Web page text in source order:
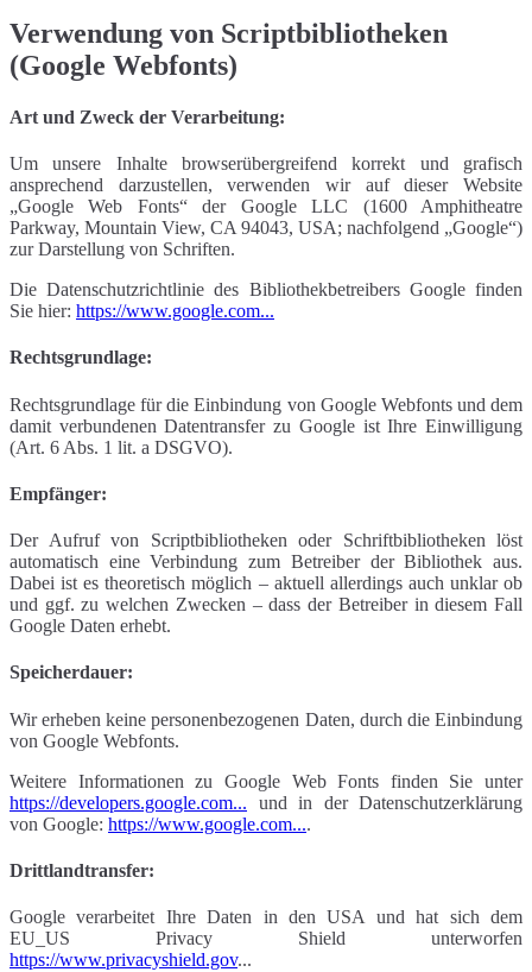
Verwendung von Scriptbibliotheken
(Google Webfonts)
Art und Zweck der Verarbeitung:
Um unsere Inhalte browserübergreifend korrekt und grafisch
ansprechend darzustellen, verwenden wir auf dieser Website
„Google Web Fonts“ der Google LLC (1600 Amphitheatre
Parkway, Mountain View, CA 94043, USA; nachfolgend „Google“)
zur Darstellung von Schriften.
Die Datenschutzrichtlinie des Bibliothekbetreibers Google finden
Sie hier: https://www.google.com...
Rechtsgrundlage:
Rechtsgrundlage für die Einbindung von Google Webfonts und dem
damit verbundenen Datentransfer zu Google ist Ihre Einwilligung
(Art. 6 Abs. 1 lit. a DSGVO).
Empfänger:
Der Aufruf von Scriptbibliotheken oder Schriftbibliotheken löst
automatisch eine Verbindung zum Betreiber der Bibliothek aus.
Dabei ist es theoretisch möglich – aktuell allerdings auch unklar ob
und ggf. zu welchen Zwecken – dass der Betreiber in diesem Fall
Google Daten erhebt.
Speicherdauer:
Wir erheben keine personenbezogenen Daten, durch die Einbindung
von Google Webfonts.
Weitere Informationen zu Google Web Fonts finden Sie unter
https://developers.google.com... und in der Datenschutzerklärung
von Google: https://www.google.com....
Drittlandtransfer:
Google verarbeitet Ihre Daten in den USA und hat sich dem
EU_US Privacy Shield unterworfen
https://www.privacyshield.gov...